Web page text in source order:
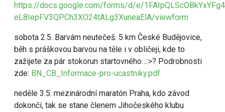
https://docs.google.com/forms/d/e/
eL8IepFV3QPCh3XO24tALg3XuneaElA/viewform
sobota 2.5. Barvám neutečeš. 5 km České Budějovice,
běh s práškovou barvou na těle i v obličeji, kde to
zažijete za pár stokorun startovného…:>? Podrobnosti
zde: BN_CB_Informace-pro-ucastniky.pdf
neděle 3.5. mezinárodní maratón Praha, kdo závod
dokončí, tak se stane členem Jihočeského klubu